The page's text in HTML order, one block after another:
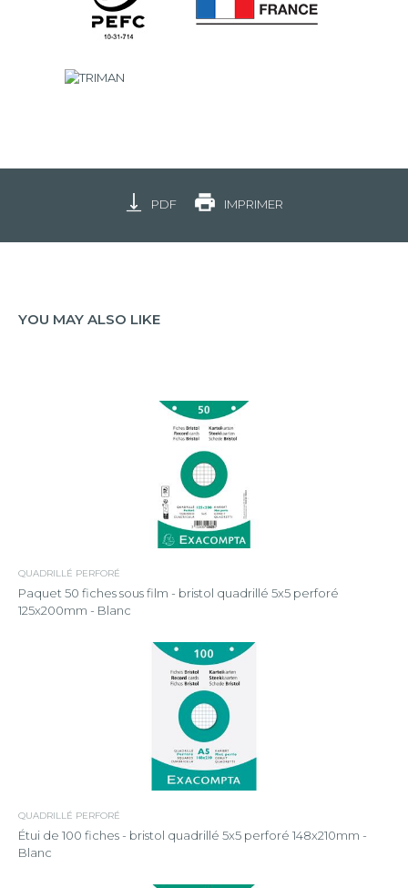
PDF IMPRIMER
YOU MAY ALSO LIKE
QUADRILLÉ PERFORÉ
Paquet 50 fiches sous film - bristol quadrillé 5x5 perforé
125x200mm - Blanc
QUADRILLÉ PERFORÉ
Étui de 100 fiches - bristol quadrillé 5x5 perforé 148x210mm -
Blanc